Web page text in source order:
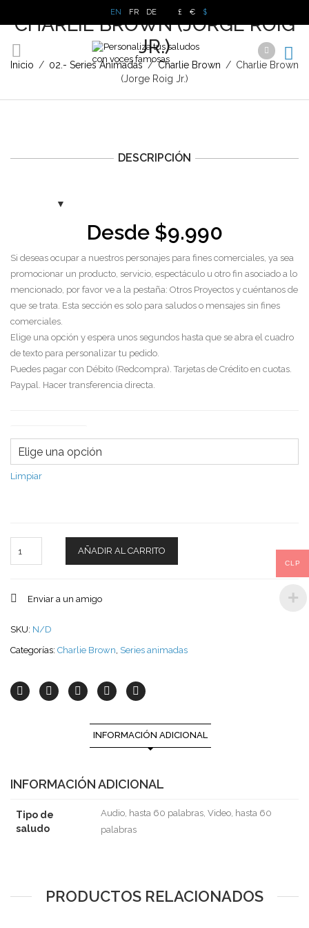
EN FR DE £ € $
CHARLIE BROWN (JORGE ROIG
JR.)
Inicio / 02.- Series Animadas / Charlie Brown / Charlie Brown
(Jorge Roig Jr.)
DESCRIPCIÓN
Desde $9.990
Si deseas ocupar a nuestros personajes para fines comerciales, ya sea
promocionar un producto, servicio, espectáculo u otro fin asociado a lo
mencionado, por favor ve a la pestaña: Otros Proyectos y cuéntanos de
que se trata. Esta sección es solo para saludos o mensajes sin fines
comerciales.
Elige una opción y espera unos segundos hasta que se abra el cuadro
de texto para personalizar tu pedido.
Puedes pagar con Débito (Redcompra). Tarjetas de Crédito en cuotas.
Paypal. Hacer transferencia directa.
Limpiar
AÑADIR AL CARRITO
Enviar a un amigo
SKU: N/D
Categorías: Charlie Brown, Series animadas
INFORMACIÓN ADICIONAL
INFORMACIÓN ADICIONAL
Tipo de
saludo
Audio, hasta 60 palabras, Video, hasta 60
palabras
PRODUCTOS RELACIONADOS
CLP